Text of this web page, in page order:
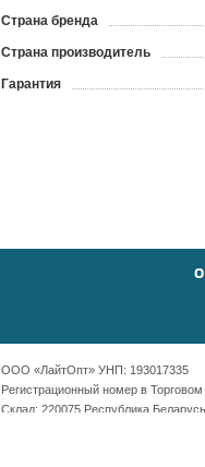
Страна бренда
Страна производитель
Гарантия
ООО «ЛайтОпт» УНП: 193017335
Регистрационный номер в
Склад: 220075 Республика